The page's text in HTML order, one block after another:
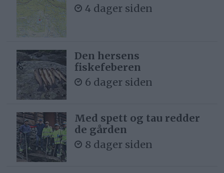
4 dager siden
Den hersens
fiskefeberen
6 dager siden
Med spett og tau redder
de gården
8 dager siden